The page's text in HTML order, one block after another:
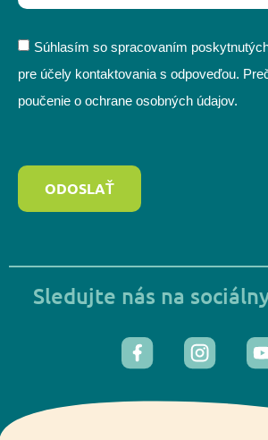
Súhlasím so spracovaním
pre účely kontaktovania s odpoveďou.
poučenie o ochrane osobných údajov.
ODOSLAŤ
Sledujte nás na